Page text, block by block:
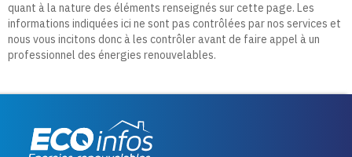
quant à la nature des éléments renseignés sur cette page. Les
informations indiquées ici ne sont pas contrôlées par nos services et
nous vous incitons donc à les contrôler avant de faire appel à un
professionnel des énergies renouvelables.